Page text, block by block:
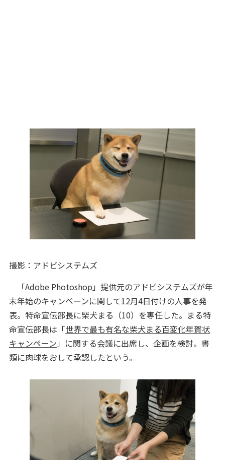
撮影：アドビシステムズ
「Adobe Photoshop」提供元のアドビシステムズが年
末年始のキャンペーンに関して12月4日付けの人事を発
表。特命宣伝部長に柴犬まる（10）を専任した。まる特
命宣伝部長は「世界で最も有名な柴犬まる百変化年賀状
キャンペーン 」に関する会議に出席し、企画を検討。書
類に肉球をおして承認したという。